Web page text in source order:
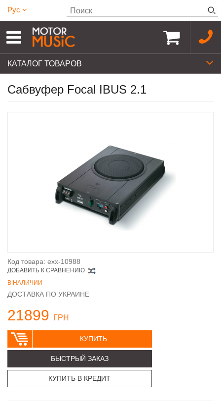
Рус
КАТАЛОГ ТОВАРОВ
Сабвуфер Focal IBUS 2.1
Код товара: exx-10988
ДОБАВИТЬ К СРАВНЕНИЮ
В НАЛИЧИИ
ДОСТАВКА ПО УКРАИНЕ
21899 ГРН
КУПИТЬ
БЫСТРЫЙ ЗАКАЗ
КУПИТЬ В КРЕДИТ